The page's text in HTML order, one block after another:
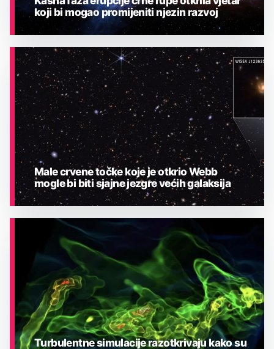
ASTRONOMIJA
koji bi mogao promijeniti njezin razvoj
ASTRONOMIJA
Male crvene točke koje je otkrio Webb
mogle bi biti sjajne jezgre većih galaksija
Turbulentne simulacije razotkrivaju kako su